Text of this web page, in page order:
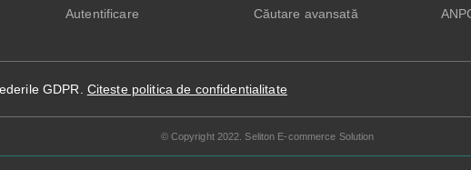
Autentificare
Căutare avansată
GDPR. Citeste politica de confidentialitate
© Copyright 2022. Seliton E-commerce Solution